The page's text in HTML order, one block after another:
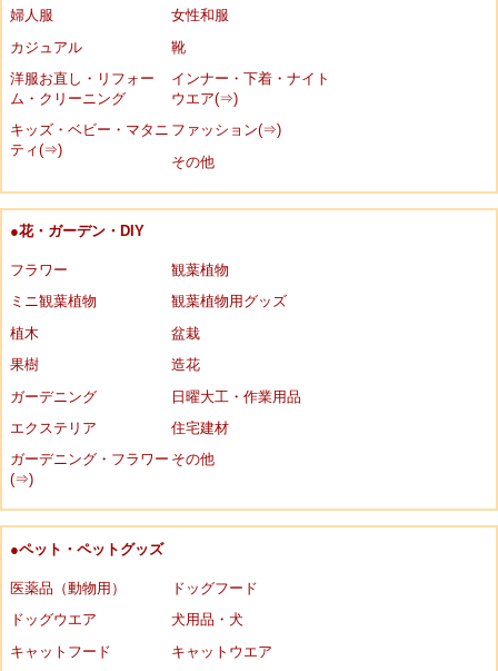
婦人服
女性和服
カジュアル
靴
洋服お直し・リフォー
ム・クリーニング
インナー・下着・ナイト
ウエア(⇒)
キッズ・ベビー・マタニ
ティ(⇒)
ファッション(⇒)
その他
●花・ガーデン・DIY
フラワー
観葉植物
ミニ観葉植物
観葉植物用グッズ
植木
盆栽
果樹
造花
ガーデニング
日曜大工・作業用品
エクステリア
住宅建材
ガーデニング・フラワー
(⇒)
その他
●ペット・ペットグッズ
医薬品（動物用）
ドッグフード
ドッグウエア
犬用品・犬
キャットフード
キャットウエア